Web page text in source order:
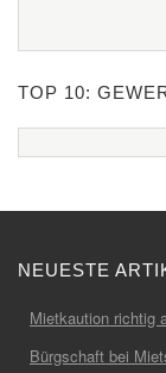
TOP 10:
NEUESTE
Mietkaution richtig
Bürgschaft bei